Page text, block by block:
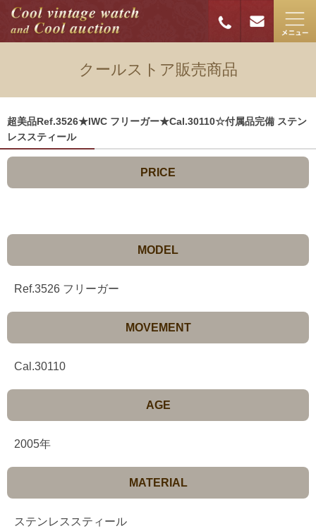
クールストア販売商品
超美品Ref.3526★IWC フリーガー★Cal.30110☆付属品完備 ステン
レススティール
PRICE
MODEL
Ref.3526 フリーガー
MOVEMENT
Cal.30110
AGE
2005年
MATERIAL
ステンレススティール